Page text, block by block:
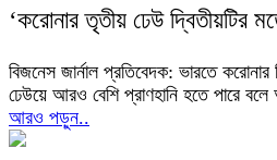
‘করোনার তৃতীয় ঢেউ দ্বিতীয়টির
বিজনেস জার্নাল প্রতিবেদক: ভারতে
ঢেউয়ে আরও বেশি প্রাণহানি হতে পারে
আরও পড়ুন..